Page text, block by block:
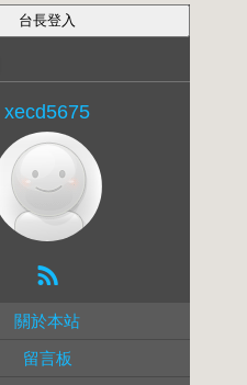
xecd5675
關於本站
留言板